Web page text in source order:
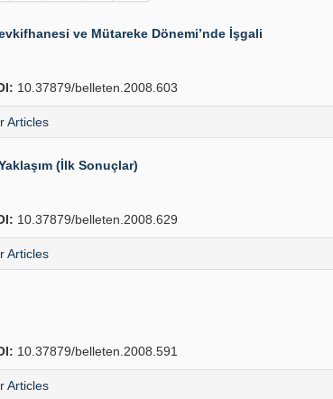
ve Mütareke Dönemi’nde İşgali
10.37879/belleten.2008.603
Articles
(İlk Sonuçlar)
10.37879/belleten.2008.629
Articles
10.37879/belleten.2008.591
Articles